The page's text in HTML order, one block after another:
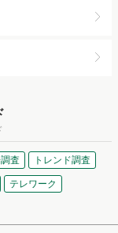
査
トレンド調査
テレワーク